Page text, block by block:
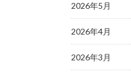
2026年5月
2026年4月
2026年3月